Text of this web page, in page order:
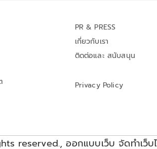
PR & PRESS
เกี่ยวกับเรา
ติดต่อและ สนับสนุน
Privacy Policy
reserved.,ออกแบบเว็บ จัดทำเว็บ